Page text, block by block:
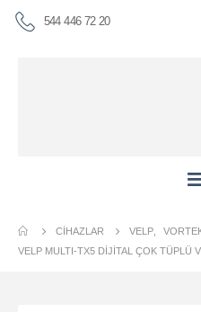
544 446 72 20
CIHAZLAR VELP
VELP MULTI-TX5 DIJITAL ÇOK TÜPLÜ